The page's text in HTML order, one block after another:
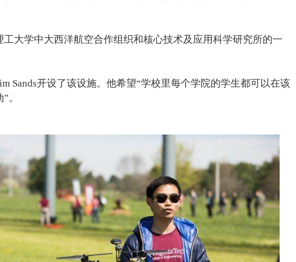
大学中大西洋航空合作组织和核心技术及应用科学研究所的一
Sands开设了该设施。他希望“学校里每个学院的学生都可以在该
。